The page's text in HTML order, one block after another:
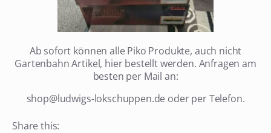
Ab sofort können alle Piko Produkte, auch nicht
Gartenbahn Artikel, hier bestellt werden. Anfragen am
besten per Mail an:
shop@ludwigs-lokschuppen.de oder per Telefon.
Share this: